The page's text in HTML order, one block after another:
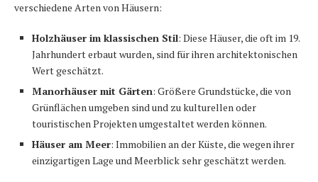
verschiedene Arten von Häusern:
Holzhäuser im klassischen Stil: Diese Häuser, die oft im 19.
Jahrhundert erbaut wurden, sind für ihren architektonischen
Wert geschätzt.
Manorhäuser mit Gärten: Größere Grundstücke, die von
Grünflächen umgeben sind und zu kulturellen oder
touristischen Projekten umgestaltet werden können.
Häuser am Meer: Immobilien an der Küste, die wegen ihrer
einzigartigen Lage und Meerblick sehr geschätzt werden.